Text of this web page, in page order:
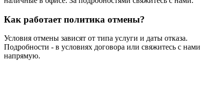
Как работает политика отмены?
Условия отмены зависят от типа услуги и даты отказа.
Подробности - в условиях договора или свяжитесь с нами
напрямую.